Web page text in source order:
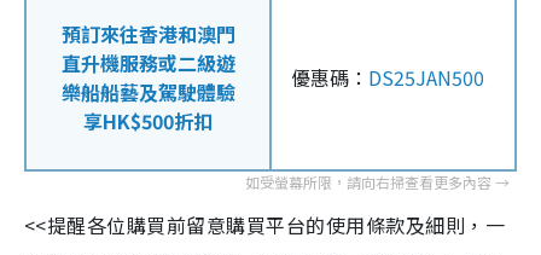
預訂來往香港和澳門
直升機服務或二級遊
樂船船藝及駕駛體驗
享HK$500折扣
優惠碼： DS25JAN500
<<提醒各位購買前留意購買平台的使用條款及細則，一